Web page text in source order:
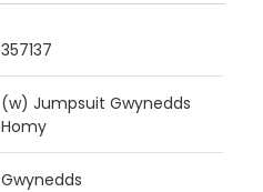
357137
(w) Jumpsuit Gwynedds
Homy
Gwynedds